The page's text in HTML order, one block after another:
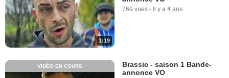
1:19
769 vues - Il y a 4 ans
VIDÉO EN COURS
Brassic - saison 1 Bande-
annonce VO